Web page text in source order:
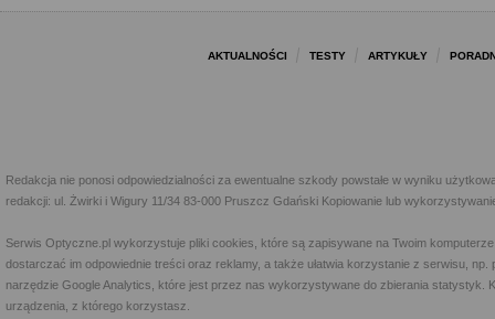
AKTUALNOŚCI TESTY ARTYKUŁY
Redakcja nie ponosi odpowiedzialności za ewentualne szkody powstałe w wyniku
redakcji: ul. Żwirki i Wigury 11/34 83-000 Pruszcz Gdański Kopiowanie lub
Serwis Optyczne.pl wykorzystuje pliki cookies, które są zapisywane na Twoim
dostarczać im odpowiednie treści oraz reklamy, a także ułatwia korzystanie z serwisu,
narzędzie Google Analytics, które jest przez nas wykorzystywane do zbierania statystyk.
urządzenia, z którego korzystasz.